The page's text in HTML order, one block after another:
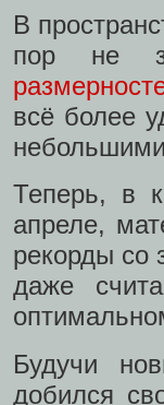
В
пор не
всё более
Теперь, в
апреле,
рекорды со
даже
Будучи
добился